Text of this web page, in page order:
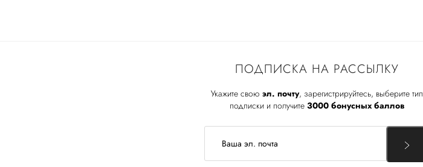
ПОДПИСКА НА РАССЫЛКУ
Укажите свою эл. почту, зарегистрируйтесь, выберите тип
подписки и получите 3000 бонусных баллов